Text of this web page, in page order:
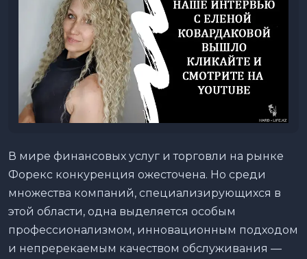
В мире финансовых услуг и торговли на рынке
Форекс конкуренция ожесточена. Но среди
множества компаний, специализирующихся в
этой области, одна выделяется особым
профессионализмом, инновационным подходом
и непререкаемым качеством обслуживания —